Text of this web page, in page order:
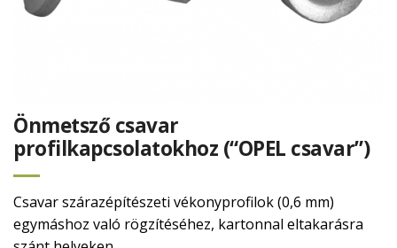
Önmetsző csavar
profilkapcsolatokhoz (“OPEL csavar”)
Csavar szárazépítészeti vékonyprofilok (0,6 mm)
egymáshoz való rögzítéséhez, kartonnal eltakarásra